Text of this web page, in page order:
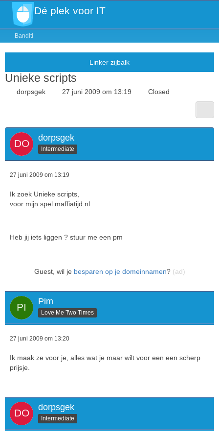
Dé plek voor IT
Banditi
Unieke scripts
dorpsgek 27 juni 2009 om 13:19 Closed
dorpsgek
Intermediate
27 juni 2009 om 13:19
Ik zoek Unieke scripts,
voor mijn spel maffiatijd.nl
Heb jij iets liggen ? stuur me een pm
Guest, wil je besparen op je domeinnamen? (ad)
Pim
Love Me Two Times
27 juni 2009 om 13:20
Ik maak ze voor je, alles wat je maar wilt voor een een scherp
prijsje.
dorpsgek
Intermediate